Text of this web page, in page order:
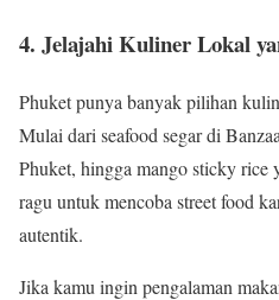
4. Jelajahi Kuliner Lokal
Phuket punya banyak pilihan
Mulai dari seafood segar di
Phuket, hingga mango sticky rice
ragu untuk mencoba street food
autentik.
Jika kamu ingin pengalaman